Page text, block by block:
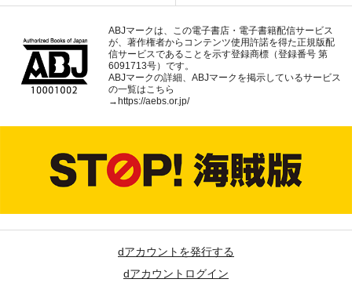
ABJマークは、この電子書店・電子書籍配信サービス
が、著作権者からコンテンツ使用許諾を得た正規版配
信サービスであることを示す登録商標（登録番号 第
6091713号）です。
ABJマークの詳細、ABJマークを掲示しているサービス
の一覧はこちら
→https://aebs.or.jp/
dアカウントを発行する
dアカウントログイン